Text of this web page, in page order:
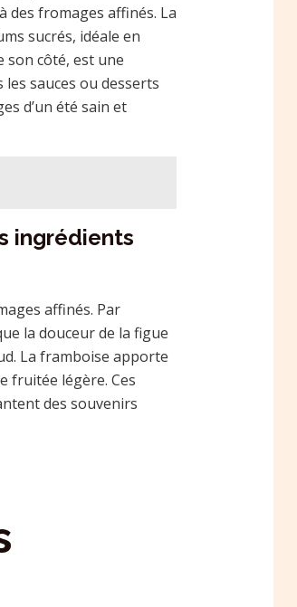
des fromages affinés. La
sucrés, idéale en
son côté, est une
sauces ou desserts
d’un été sain et
ingrédients
affinés. Par
la douceur de la figue
La framboise apporte
fruitée légère. Ces
des souvenirs